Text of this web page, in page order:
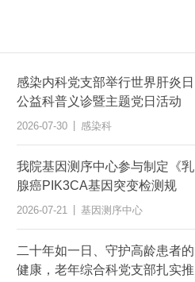
感染内科党支部举行世界肝炎日
公益科普义诊暨主题党日活动
2026-07-30 感染科
我院基因测序中心参与制定《乳
腺癌PIK3CA基因突变检测规
范》团体标准
2026-07-21 基因测序中心
二十年如一日、守护高龄患者的
健康，老年综合科党支部扎实推